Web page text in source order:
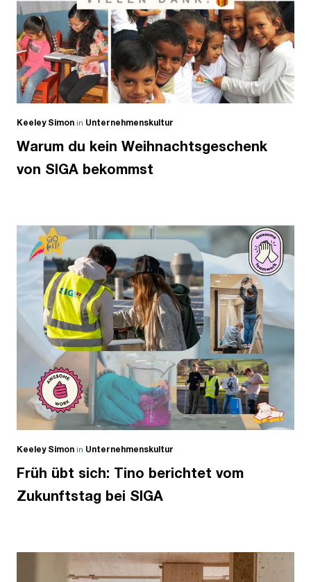
Keeley Simon in Unternehmenskultur
Warum du kein Weihnachtsgeschenk
von SIGA bekommst
Keeley Simon in Unternehmenskultur
Früh übt sich: Tino berichtet vom
Zukunftstag bei SIGA